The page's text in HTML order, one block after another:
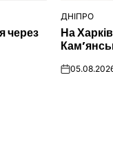
через
У
ДНІПРО
На
on